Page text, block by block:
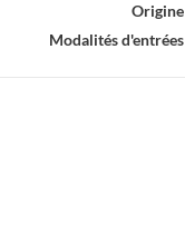
Origine
Modalités d'entrées